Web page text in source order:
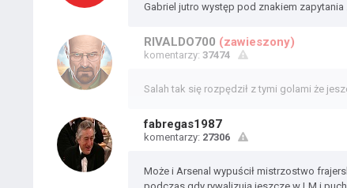
Gabriel jutro występ pod znakiem
RIVALDO700 (zawieszony)
komentarzy: 37474
Salah tak się rozpędził z tymi golami że
fabregas1987
komentarzy: 27306
Może i Arsenal wypuścił mistrzostwo